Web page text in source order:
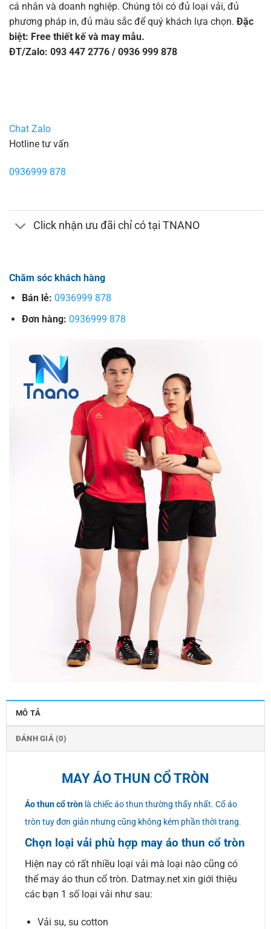
cá nhân và doanh nghiệp. Chúng tôi có đủ loại vải, đủ
phương pháp in, đủ màu sắc để quý khách lựa chọn. Đặc
biệt: Free thiết kế và may mẫu.
ĐT/Zalo: 093 447 2776 / 0936 999 878
Chat Zalo
Hotline tư vấn
0936999 878
Click nhận ưu đãi chỉ có tại TNANO
Chăm sóc khách hàng
Bán lẻ: 0936999 878
Đơn hàng: 0936999 878
MÔ TẢ
ĐÁNH GIÁ (0)
MAY ÁO THUN CỔ TRÒN
Áo thun cổ trònlà chiếc áo thun thường thấy nhất. Cổ áo
tròn tuy đơn giản nhưng cũng không kém phần thời trang.
Chọn loại vải phù hợp may áo thun cổ tròn
Hiện nay có rất nhiều loại vải mà loại nào cũng có
thể may áo thun cổ tròn. Datmay.net xin giới thiệu
các bạn 1 số loại vải như sau:
Vải su, su cotton